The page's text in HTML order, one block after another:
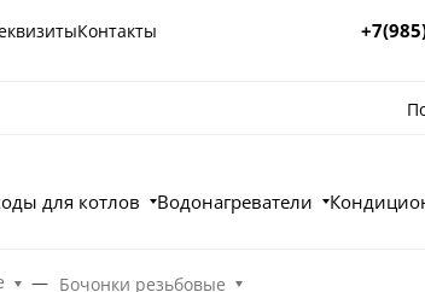
Контакты
для котлов Водонагреватели
Бочонки резьбовые